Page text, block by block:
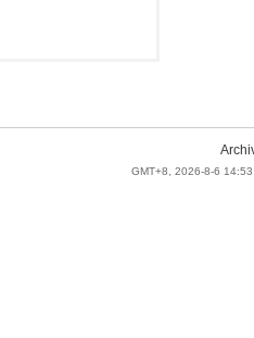
GMT+8, 2026-8-6 14:53